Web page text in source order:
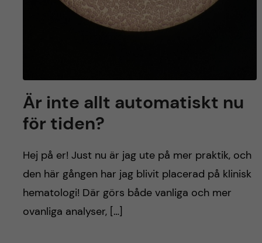
Är inte allt automatiskt nu
för tiden?
Hej på er! Just nu är jag ute på mer praktik, och
den här gången har jag blivit placerad på klinisk
hematologi! Där görs både vanliga och mer
ovanliga analyser, […]